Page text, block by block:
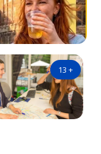
13 +